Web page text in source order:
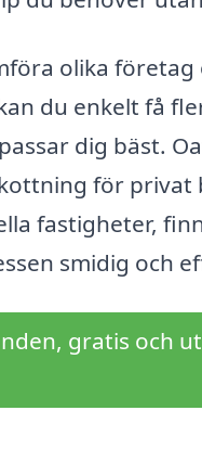
olika företag
du enkelt få
dig bäst.
för privat
fastigheter,
smidig och
gratis och